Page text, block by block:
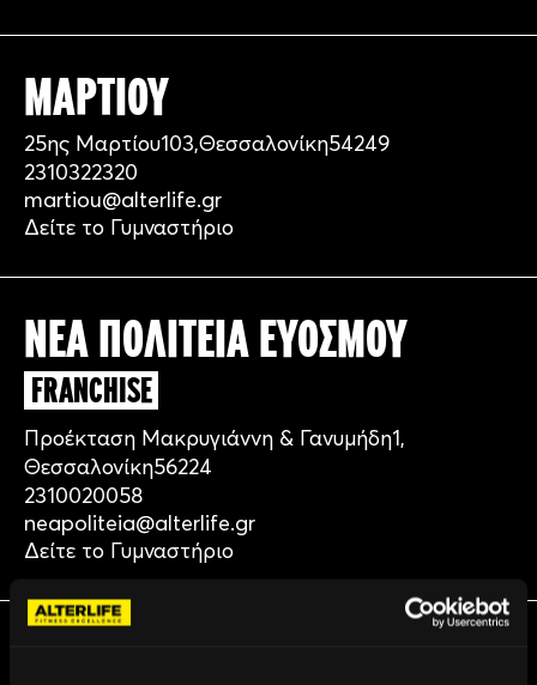
ΜΑΡΤΙΟΥ
25ης Μαρτίου103,Θεσσαλονίκη54249
2310322320
martiou@alterlife.gr
Δείτε το Γυμναστήριο
ΝΕΑ ΠΟΛΙΤΕΙΑ ΕΥΟΣΜΟΥ
FRANCHISE
Προέκταση Μακρυγιάννη & Γανυμήδη1,
Θεσσαλονίκη56224
2310020058
neapoliteia@alterlife.gr
Δείτε το Γυμναστήριο